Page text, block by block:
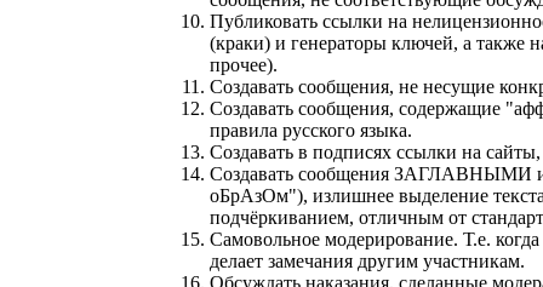
Публиковать ссылки на
(краки) и генераторы ключей, а также
прочее).
Создавать сообщения, не несущие
Создавать сообщения, содержащие
правила русского языка.
Создавать в подписях ссылки на
Cоздавать сообщения ЗАГЛАВНЫМИ
оБрАзОм"), излишнее выделение
подчёркиванием, отличным от
Самовольное модерирование. Т.е.
делает замечания другим участникам.
Обсуждать наказания, сделанные